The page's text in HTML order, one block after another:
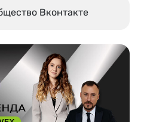
Вконтакте